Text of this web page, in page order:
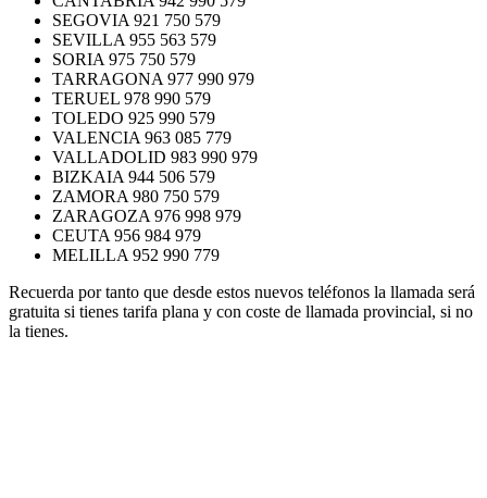
SEGOVIA 921 750 579
SEVILLA 955 563 579
SORIA 975 750 579
TARRAGONA 977 990 979
TERUEL 978 990 579
TOLEDO 925 990 579
VALENCIA 963 085 779
VALLADOLID 983 990 979
BIZKAIA 944 506 579
ZAMORA 980 750 579
ZARAGOZA 976 998 979
CEUTA 956 984 979
MELILLA 952 990 779
Recuerda por tanto que desde estos nuevos teléfonos la llamada será
gratuita si tienes tarifa plana y con coste de llamada provincial, si no
la tienes.